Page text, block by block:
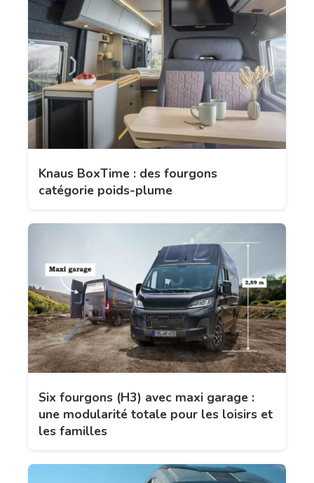
Knaus BoxTime : des fourgons
catégorie poids-plume
Six fourgons (H3) avec maxi garage :
une modularité totale pour les loisirs et
les familles